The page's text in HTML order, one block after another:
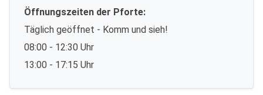
Öffnungszeiten der Pforte:
Täglich geöffnet - Komm und sieh!
08:00 - 12:30 Uhr
13:00 - 17:15 Uhr